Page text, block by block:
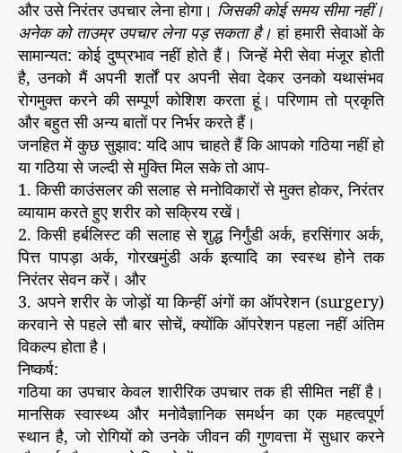
और उसे निरंतर उपचार लेना होगा। जिसकी कोई समय सीमा नहीं।
अनेक को ताउम्र उपचार लेना पड़ सकता है। हां हमारी सेवाओं के
सामान्यत: कोई दुष्प्रभाव नहीं होते हैं। जिन्हें मेरी सेवा मंजूर होती
है, उनको मैं अपनी शर्तों पर अपनी सेवा देकर उनको यथासंभव
रोगमुक्त करने की सम्पूर्ण कोशिश करता हूं। परिणाम तो प्रकृति
और बहुत सी अन्य बातों पर निर्भर करते हैं।
जनहित में कुछ सुझाव: यदि आप चाहते हैं कि आपको गठिया नहीं हो
या गठिया से जल्दी से मुक्ति मिल सके तो आप-
1. किसी काउंसलर की सलाह से मनोविकारों से मुक्त होकर, निरंतर
व्यायाम करते हुए शरीर को सक्रिय रखें।
2. किसी हर्बलिस्ट की सलाह से शुद्ध निर्गुंडी अर्क, हरसिंगार अर्क,
पित्त पापड़ा अर्क, गोरखमुंडी अर्क इत्यादि का स्वस्थ होने तक
निरंतर सेवन करें। और
3. अपने शरीर के जोड़ों या किन्हीं अंगों का ऑपरेशन (surgery)
करवाने से पहले सौ बार सोचें, क्योंकि ऑपरेशन पहला नहीं अंतिम
विकल्प होता है।
निष्कर्ष:
गठिया का उपचार केवल शारीरिक उपचार तक ही सीमित नहीं है।
मानसिक स्वास्थ्य और मनोवैज्ञानिक समर्थन का एक महत्वपूर्ण
स्थान है, जो रोगियों को उनके जीवन की गुणवत्ता में सुधार करने